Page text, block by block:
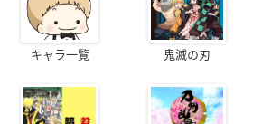
キャラ一覧 鬼滅の刃